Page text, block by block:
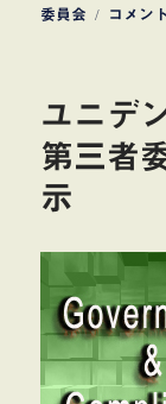
稿
委員会
株
ア
ク
ア
（そ
の
3）
第
三
者
コメント
ユニデ
第三者
示